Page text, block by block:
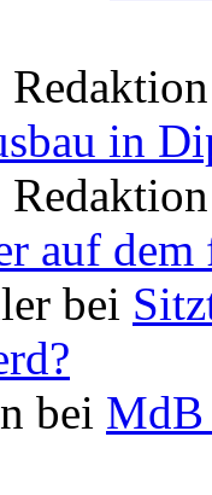
in
auf dem
bei
bei MdB